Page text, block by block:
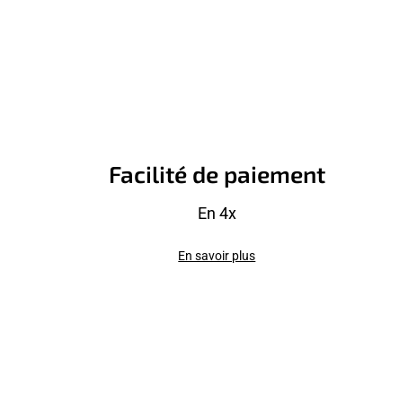
Facilité de paiement
En 4x
En savoir plus